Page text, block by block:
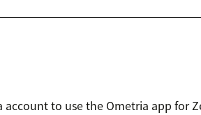
account to use the Ometria app for